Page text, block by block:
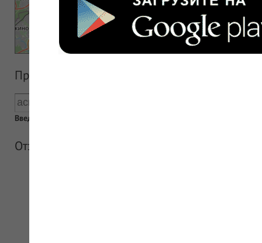
Прайс аптеки
Введен пустой поисковый запрос
Отзывы об аптеке